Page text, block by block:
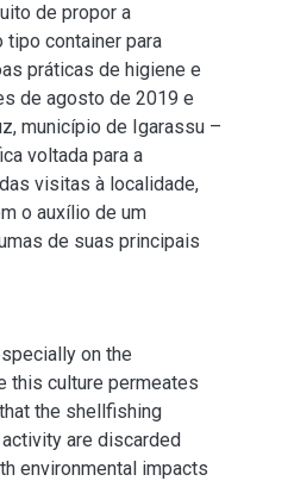
de propor a
tipo container para
práticas de higiene e
de agosto de 2019 e
município de Igarassu –
voltada para a
visitas à localidade,
o auxílio de um
de suas principais
on the
this culture permeates
the shellfishing
are discarded
environmental impacts